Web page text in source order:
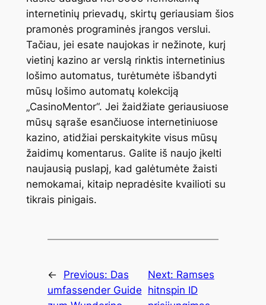
internetinių prievadų, skirtų geriausiam šios
pramonės programinės įrangos verslui.
Tačiau, jei esate naujokas ir nežinote, kurį
vietinį kazino ar verslą rinktis internetinius
lošimo automatus, turėtumėte išbandyti
mūsų lošimo automatų kolekciją
„CasinoMentor“. Jei žaidžiate geriausiuose
mūsų sąraše esančiuose internetiniuose
kazino, atidžiai perskaitykite visus mūsų
žaidimų komentarus. Galite iš naujo įkelti
naujausią puslapį, kad galėtumėte žaisti
nemokamai, kitaip nepradėsite kvailioti su
tikrais pinigais.
← Previous: Das
umfassender Guide
Next: Ramses
hitnspin ID